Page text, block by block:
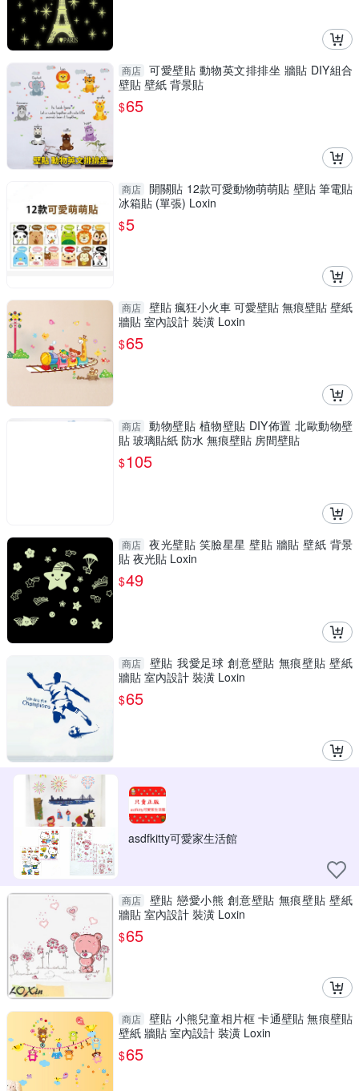
商店 可愛壁貼 動物英文排排坐 牆貼 DIY組合
壁貼 壁紙 背景貼
$65
商店 開關貼 12款可愛動物萌萌貼 壁貼 筆電貼
冰箱貼 (單張) Loxin
$5
商店 壁貼 瘋狂小火車 可愛壁貼 無痕壁貼 壁紙
牆貼 室內設計 裝潢 Loxin
$65
商店 動物壁貼 植物壁貼 DIY佈置 北歐動物壁
貼 玻璃貼紙 防水 無痕壁貼 房間壁貼
$105
商店 夜光壁貼 笑臉星星 壁貼 牆貼 壁紙 背景
貼 夜光貼 Loxin
$49
商店
壁貼 我愛足球 創意壁貼 無痕壁貼 壁紙
牆貼 室內設計 裝潢 Loxin
$65
asdfkitty可愛家生活館
商店
壁貼 戀愛小熊 創意壁貼 無痕壁貼 壁紙
牆貼 室內設計 裝潢 Loxin
$65
商店 壁貼 小熊兒童相片框 卡通壁貼 無痕壁貼
壁紙 牆貼 室內設計 裝潢 Loxin
$65